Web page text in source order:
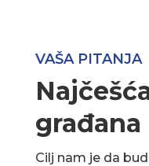
VAŠA PITANJA
građana
Cilj nam je da